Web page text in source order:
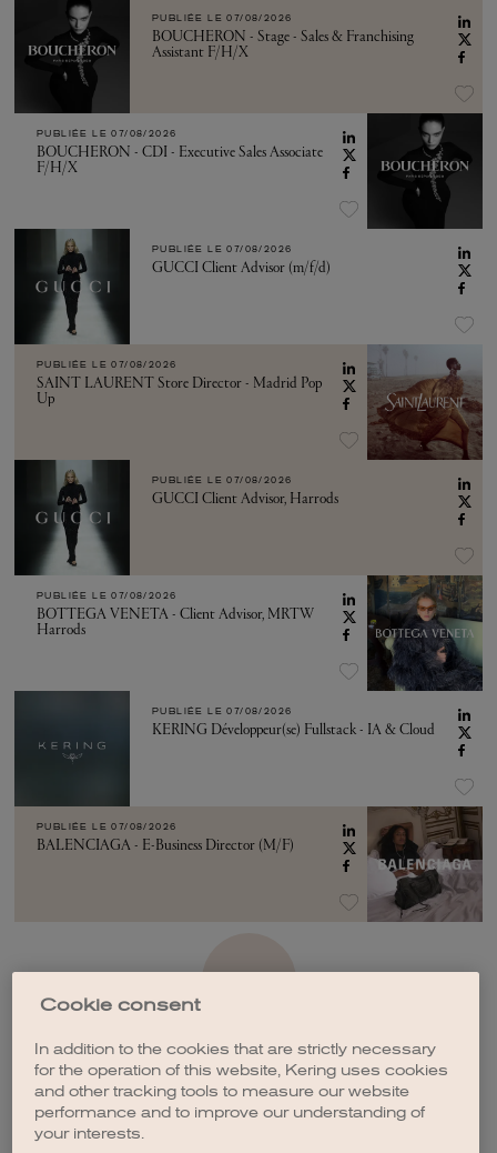
PUBLIÉE LE 07/08/2026
BOUCHERON - Stage - Sales & Franchising
Assistant F/H/X
PUBLIÉE LE 07/08/2026
BOUCHERON - CDI - Executive Sales Associate
F/H/X
PUBLIÉE LE 07/08/2026
GUCCI Client Advisor (m/f/d)
PUBLIÉE LE 07/08/2026
SAINT LAURENT Store Director - Madrid Pop
Up
PUBLIÉE LE 07/08/2026
GUCCI Client Advisor, Harrods
PUBLIÉE LE 07/08/2026
BOTTEGA VENETA - Client Advisor, MRTW
Harrods
PUBLIÉE LE 07/08/2026
KERING Développeur(se) Fullstack - IA & Cloud
PUBLIÉE LE 07/08/2026
BALENCIAGA - E-Business Director (M/F)
CRÉER UNE ALERTE
Cookie consent
In addition to the cookies that are strictly necessary
for the operation of this website, Kering uses cookies
and other tracking tools to measure our website
performance and to improve our understanding of
your interests.